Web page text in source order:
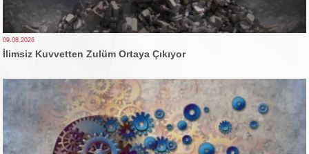
09.08.2026
İlimsiz Kuvvetten Zulüm Ortaya Çıkıyor